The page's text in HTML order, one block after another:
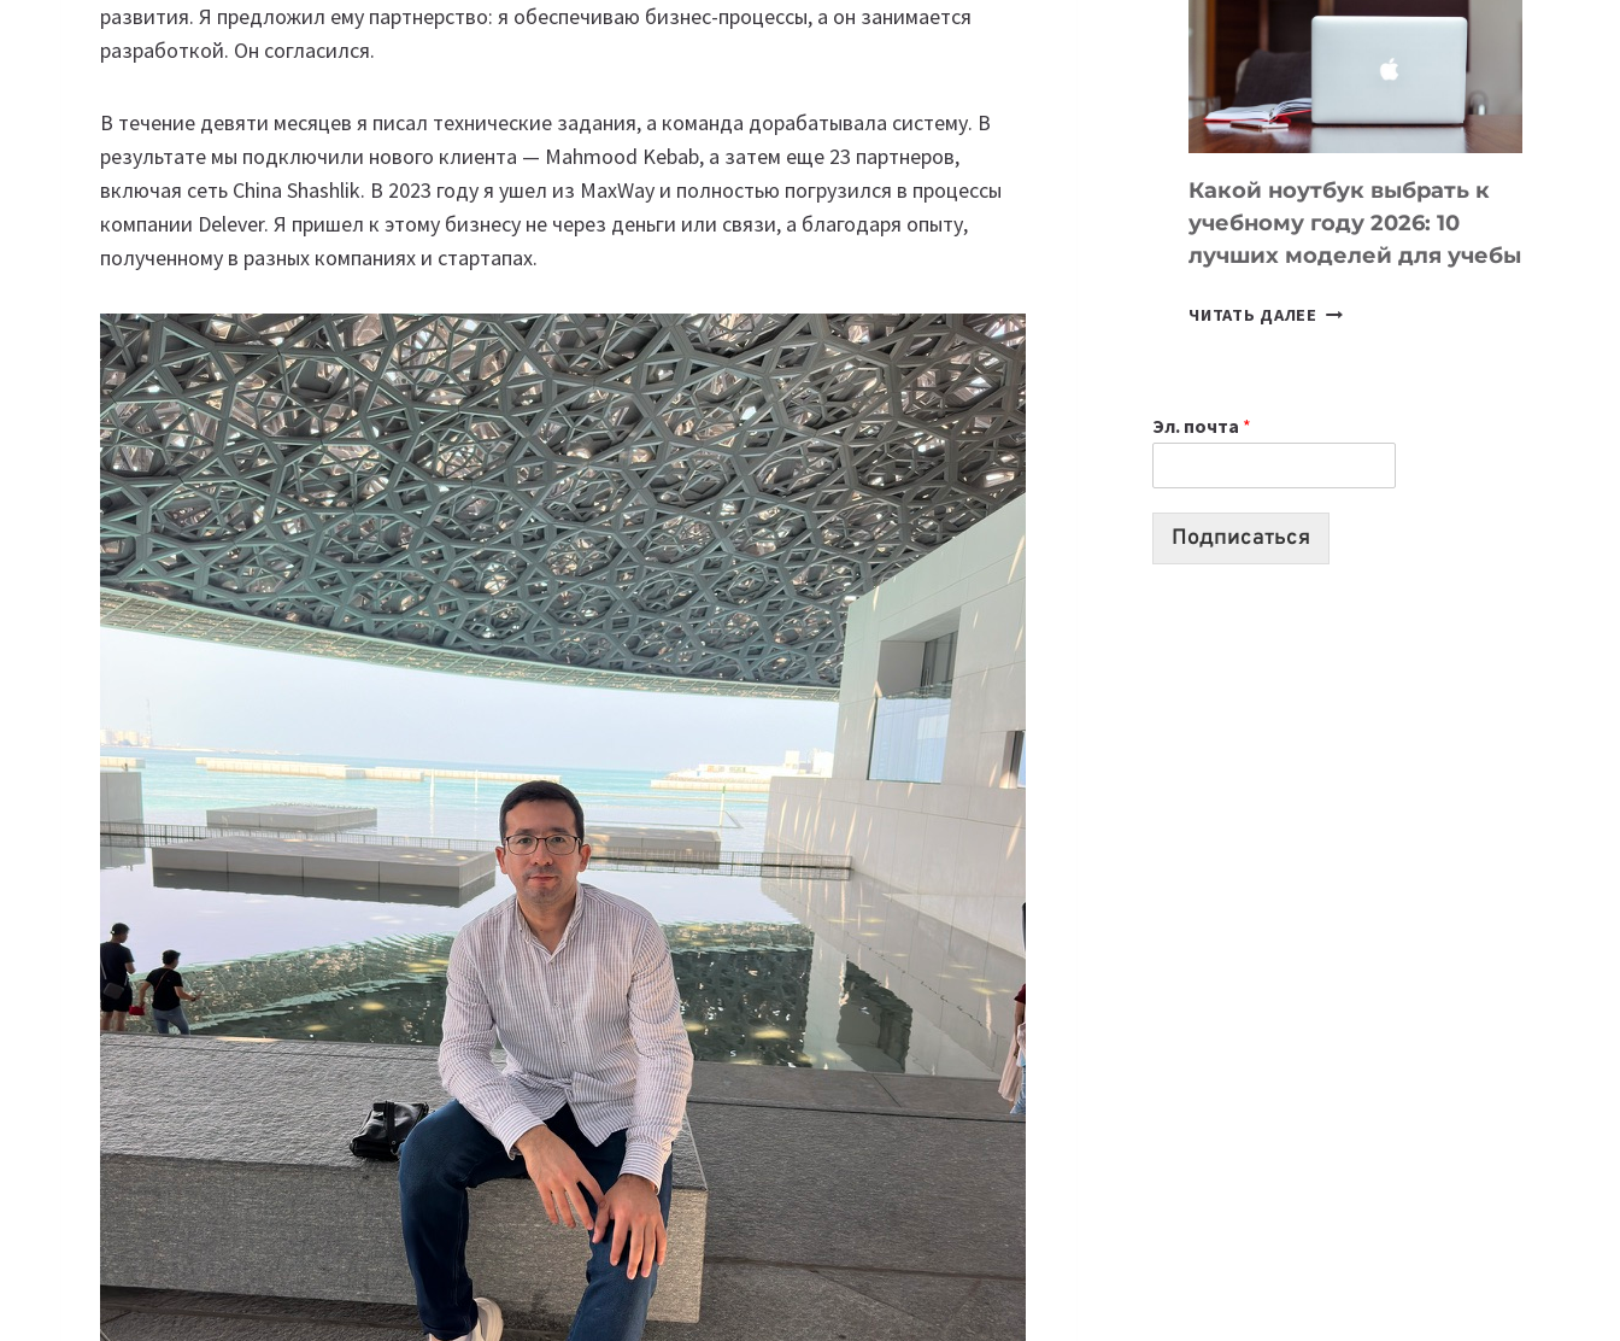
развития. Я предложил ему партнерство: я обеспечиваю бизнес-процессы, а он занимается
разработкой. Он согласился.
В течение девяти месяцев я писал технические задания, а команда дорабатывала систему. В
результате мы подключили нового клиента — Mahmood Kebab, а затем еще 23 партнеров,
включая сеть China Shashlik. В 2023 году я ушел из MaxWay и полностью погрузился в процессы
компании Delever. Я пришел к этому бизнесу не через деньги или связи, а благодаря опыту,
полученному в разных компаниях и стартапах.
КОТОРЫЕ
СОЗДАВАТЬ
БЕЗ
КОДА
Какой ноутбук выбрать к
учебному году 2026: 10
лучших моделей для учебы
ЧИТАТЬ ДАЛЕЕ КАКОЙ
2026:
10
Эл. почта *
Подписаться